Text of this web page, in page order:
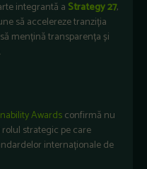
integrantă a Strategy 27,
să accelereze tranziția
mențină transparența și
Awardsconfirmă nu
strategic pe care
internaționale de